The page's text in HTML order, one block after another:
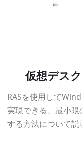
仮想デス
RASを使用して
実現できる、最小
する方法について説